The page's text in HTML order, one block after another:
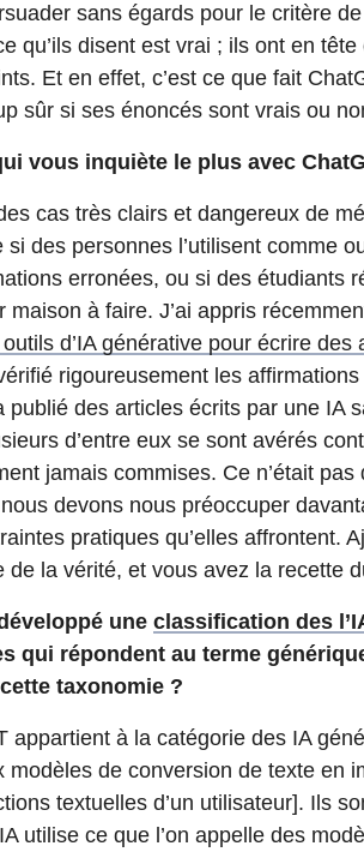
sans égards pour le critère
qu’ils disent est vrai ; ils ont en
Et en effet, c’est ce que fait
sûr si ses énoncés sont vrais ou
vous inquiète le plus avec
cas très clairs et dangereux de
des personnes l’utilisent comme
erronées, ou si des étudiants
maison à faire. J’ai appris
d’IA générative pour écrire des
rigoureusement les
publié des articles écrits par une IA
d’entre eux se sont avérés
jamais commises. Ce n’était
devons nous préoccuper
pratiques qu’elles affrontent.
de la vérité, et vous avez la recette
une classification des
qui répondent au terme
taxonomie ?
appartient à la catégorie des IA
modèles de conversion de texte en
textuelles d’un utilisateur]. Ils
utilise ce que l’on appelle des